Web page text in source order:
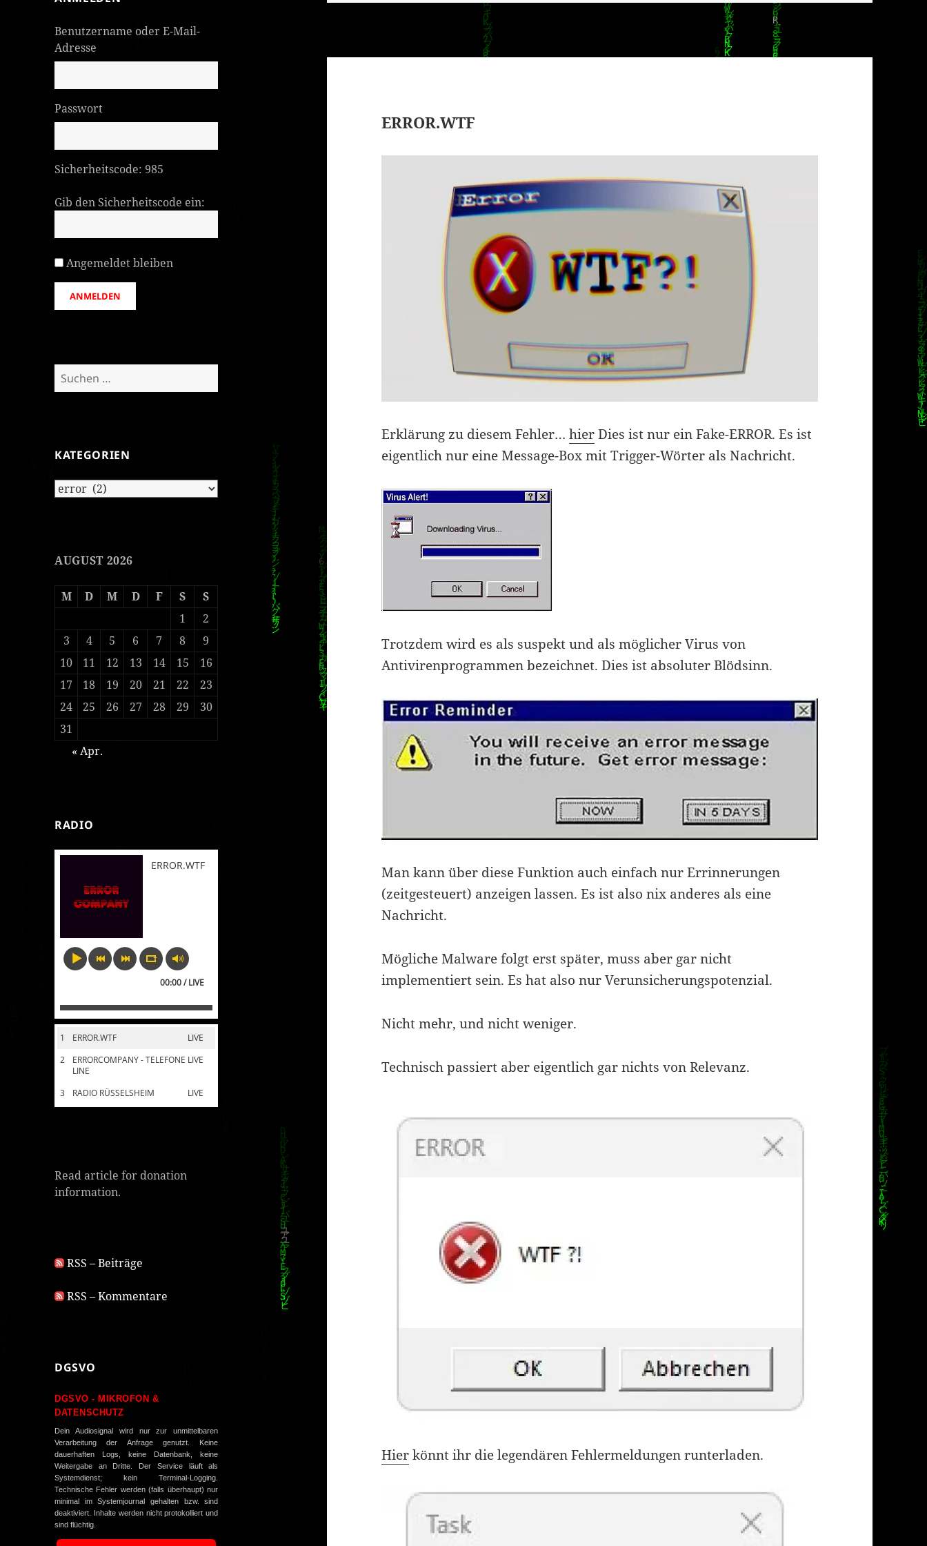
Benutzername oder E-Mail-
Adresse
Passwort
Sicherheitscode: 985
Gib den Sicherheitscode ein:
Angemeldet bleiben
ANMELDEN
Suchen
nach:
KATEGORIEN
Kategorien
AUGUST 2026
M D M D F S
S
1
2
3
4 5 6 7 8
9
10
11 12 13 14 15
16
17
18 19 20 21 22
23
24
25 26 27 28 29
30
31
« Apr.
RADIO
ERROR.WTF
00:00 / LIVE
1 LIVE
ERROR.WTF
2
LIVE
ERRORCOMPANY - TELEFONE
LINE
3
LIVE
RADIO RÜSSELSHEIM
Read article for donation
information.
RSS – Beiträge
RSS – Kommentare
DGSVO
DGSVO - MIKROFON &
DATENSCHUTZ
Dein Audiosignal wird nur zur unmittelbaren
Verarbeitung der Anfrage genutzt. Keine
dauerhaften Logs, keine Datenbank, keine
Weitergabe an Dritte. Der Service läuft als
Systemdienst; kein Terminal-Logging.
Technische Fehler werden (falls überhaupt) nur
minimal im Systemjournal gehalten bzw. sind
deaktiviert. Inhalte werden nicht protokolliert und
sind flüchtig.
ERROR.WTF
Erklärung zu diesem Fehler…hierDies ist nur ein Fake-ERROR. Es ist
eigentlich nur eine Message-Box mit Trigger-Wörter als Nachricht.
Trotzdem wird es als suspekt und als möglicher Virus von
Antivirenprogrammen bezeichnet. Dies ist absoluter Blödsinn.
Man kann über diese Funktion auch einfach nur Errinnerungen
(zeitgesteuert) anzeigen lassen. Es ist also nix anderes als eine
Nachricht.
Mögliche Malware folgt erst später, muss aber gar nicht
implementiert sein. Es hat also nur Verunsicherungspotenzial.
Nicht mehr, und nicht weniger.
Technisch passiert aber eigentlich gar nichts von Relevanz.
Hierkönnt ihr die legendären Fehlermeldungen runterladen.